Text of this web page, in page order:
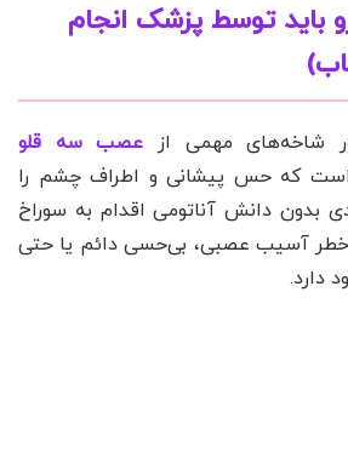
باید توسط پزشک انجام
شاخه‌های مهمی از عصب سه قلو
که حس پیشانی و اطراف چشم را
بدون دانش آناتومی اقدام به سوراخ
خطر آسیب عصبی، بی‌حسی دائم یا حتی
دارد.